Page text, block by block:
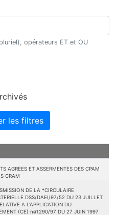
opérateurs ET et OU
les filtres
AGREES ET ASSERMENTES DES CPAM
CRAM
DE LA *CIRCULAIRE
DSS/DAEI/97/52 DU 23 JUILLET
A L'APPLICATION DU
(CE) nø1290/97 DU 27 JUIN 1997